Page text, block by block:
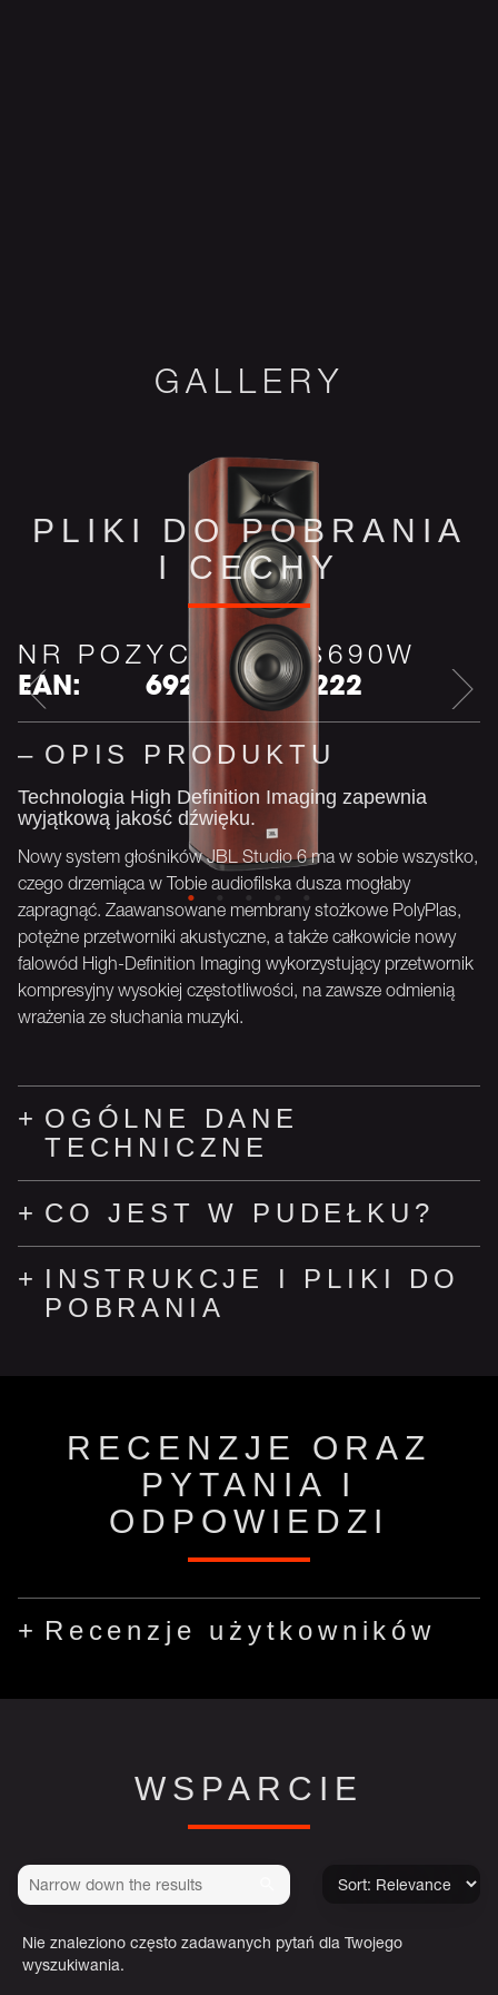
PLIKI DO POBRANIA
I CECHY
NR POZYCJI: JBLS690W
EAN: 6925281944222
OPIS PRODUKTU
Technologia High Definition Imaging zapewnia
wyjątkową jakość dźwięku.
Nowy system głośników JBL Studio 6 ma w sobie wszystko,
czego drzemiąca w Tobie audiofilska dusza mogłaby
zapragnąć. Zaawansowane membrany stożkowe PolyPlas,
potężne przetworniki akustyczne, a także całkowicie nowy
falowód High-Definition Imaging wykorzystujący przetwornik
kompresyjny wysokiej częstotliwości, na zawsze odmienią
wrażenia ze słuchania muzyki.
OGÓLNE DANE
TECHNICZNE
CO JEST W PUDEŁKU?
INSTRUKCJE I PLIKI DO
POBRANIA
RECENZJE ORAZ
PYTANIA I
ODPOWIEDZI
Recenzje użytkowników
WSPARCIE
Nie znaleziono często zadawanych pytań dla Twojego
wyszukiwania.